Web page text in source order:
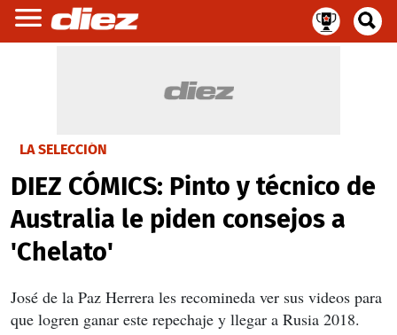
LA SELECCIÓN
DIEZ CÓMICS: Pinto y técnico de
Australia le piden consejos a
'Chelato'
José de la Paz Herrera les recomineda ver sus videos para
que logren ganar este repechaje y llegar a Rusia 2018.